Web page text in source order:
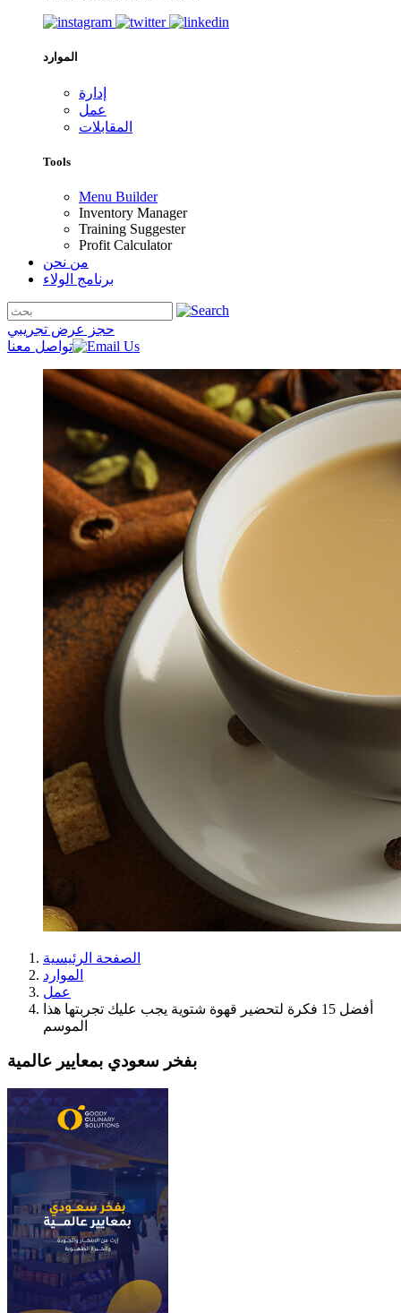
الموارد
إدارة
عمل
المقابلات
Tools
Menu Builder
Inventory Manager
Training Suggester
Profit Calculator
من نحن
برنامج الولاء
حجز عرض تجريبي
تواصل معنا
الصفحة الرئيسية
الموارد
عمل
أفضل 15 فكرة لتحضير قهوة شتوية يجب عليك تجربتها هذا
الموسم
بفخر سعودي بمعايير عالمية